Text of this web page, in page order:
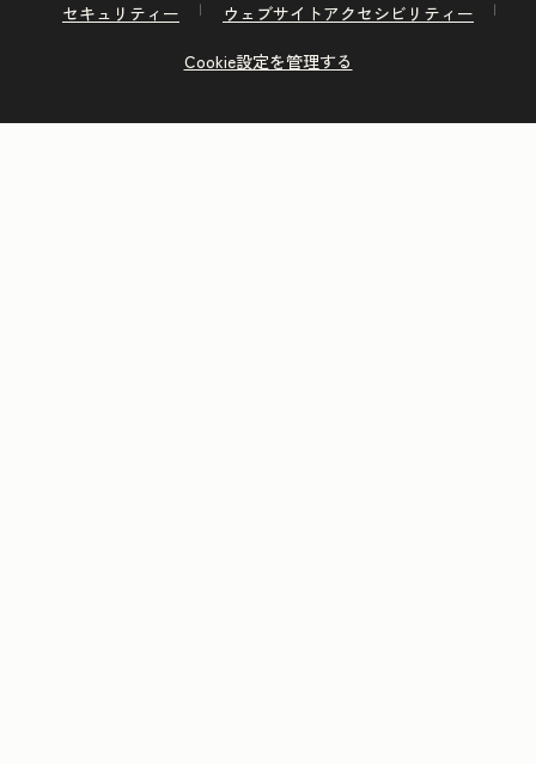
セキュリティー
ウェブサイトアクセシビリティー
Cookie設定を管理する